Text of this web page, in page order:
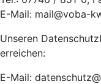
E-Mail: mail@voba-
Unseren
erreichen:
E-Mail: